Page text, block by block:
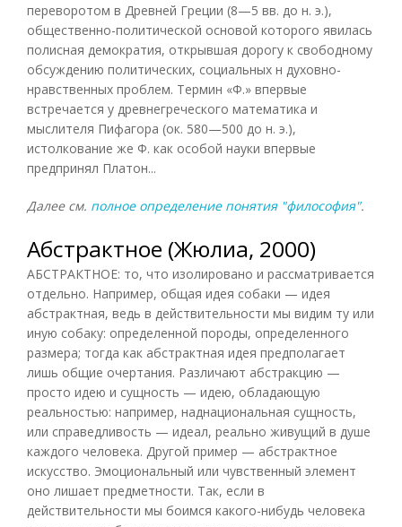
переворотом в Древней Греции (8—5 вв. до н. э.),
общественно-политической основой которого явилась
полисная демократия, открывшая дорогу к свободному
обсуждению политических, социальных н духовно-
нравственных проблем. Термин «Ф.» впервые
встречается у древнегреческого математика и
мыслителя Пифагора (ок. 580—500 до н. э.),
истолкование же Ф. как особой науки впервые
предпринял Платон...
Далее см. полное определение понятия "философия".
Абстрактное (Жюлиа, 2000)
АБСТРАКТНОЕ: то, что изолировано и рассматривается
отдельно. Например, общая идея собаки — идея
абстрактная, ведь в действительности мы видим ту или
иную собаку: определенной породы, определенного
размера; тогда как абстрактная идея предполагает
лишь общие очертания. Различают абстракцию —
просто идею и сущность — идею, обладающую
реальностью: например, наднациональная сущность,
или справедливость — идеал, реально живущий в душе
каждого человека. Другой пример — абстрактное
искусство. Эмоциональный или чувственный элемент
оно лишает предметности. Так, если в
действительности мы боимся какого-нибудь человека